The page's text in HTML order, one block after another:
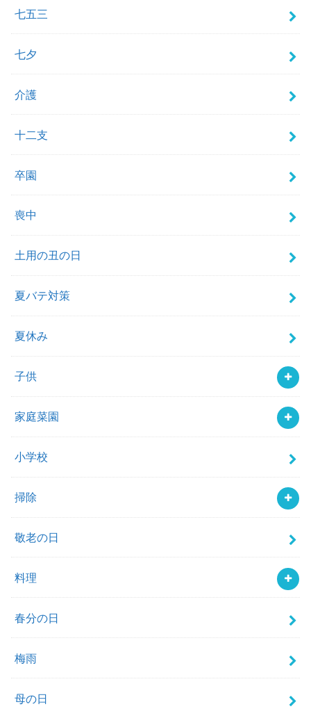
七五三
七夕
介護
十二支
卒園
喪中
土用の丑の日
夏バテ対策
夏休み
子供
家庭菜園
小学校
掃除
敬老の日
料理
春分の日
梅雨
母の日